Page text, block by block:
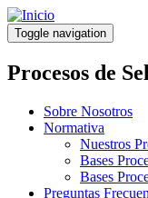
Pasar
al
contenido
principal
Toggle navigation
Procesos de
Sobre Nosotros
Normativa
Nuestros
Bases
Bases
Preguntas